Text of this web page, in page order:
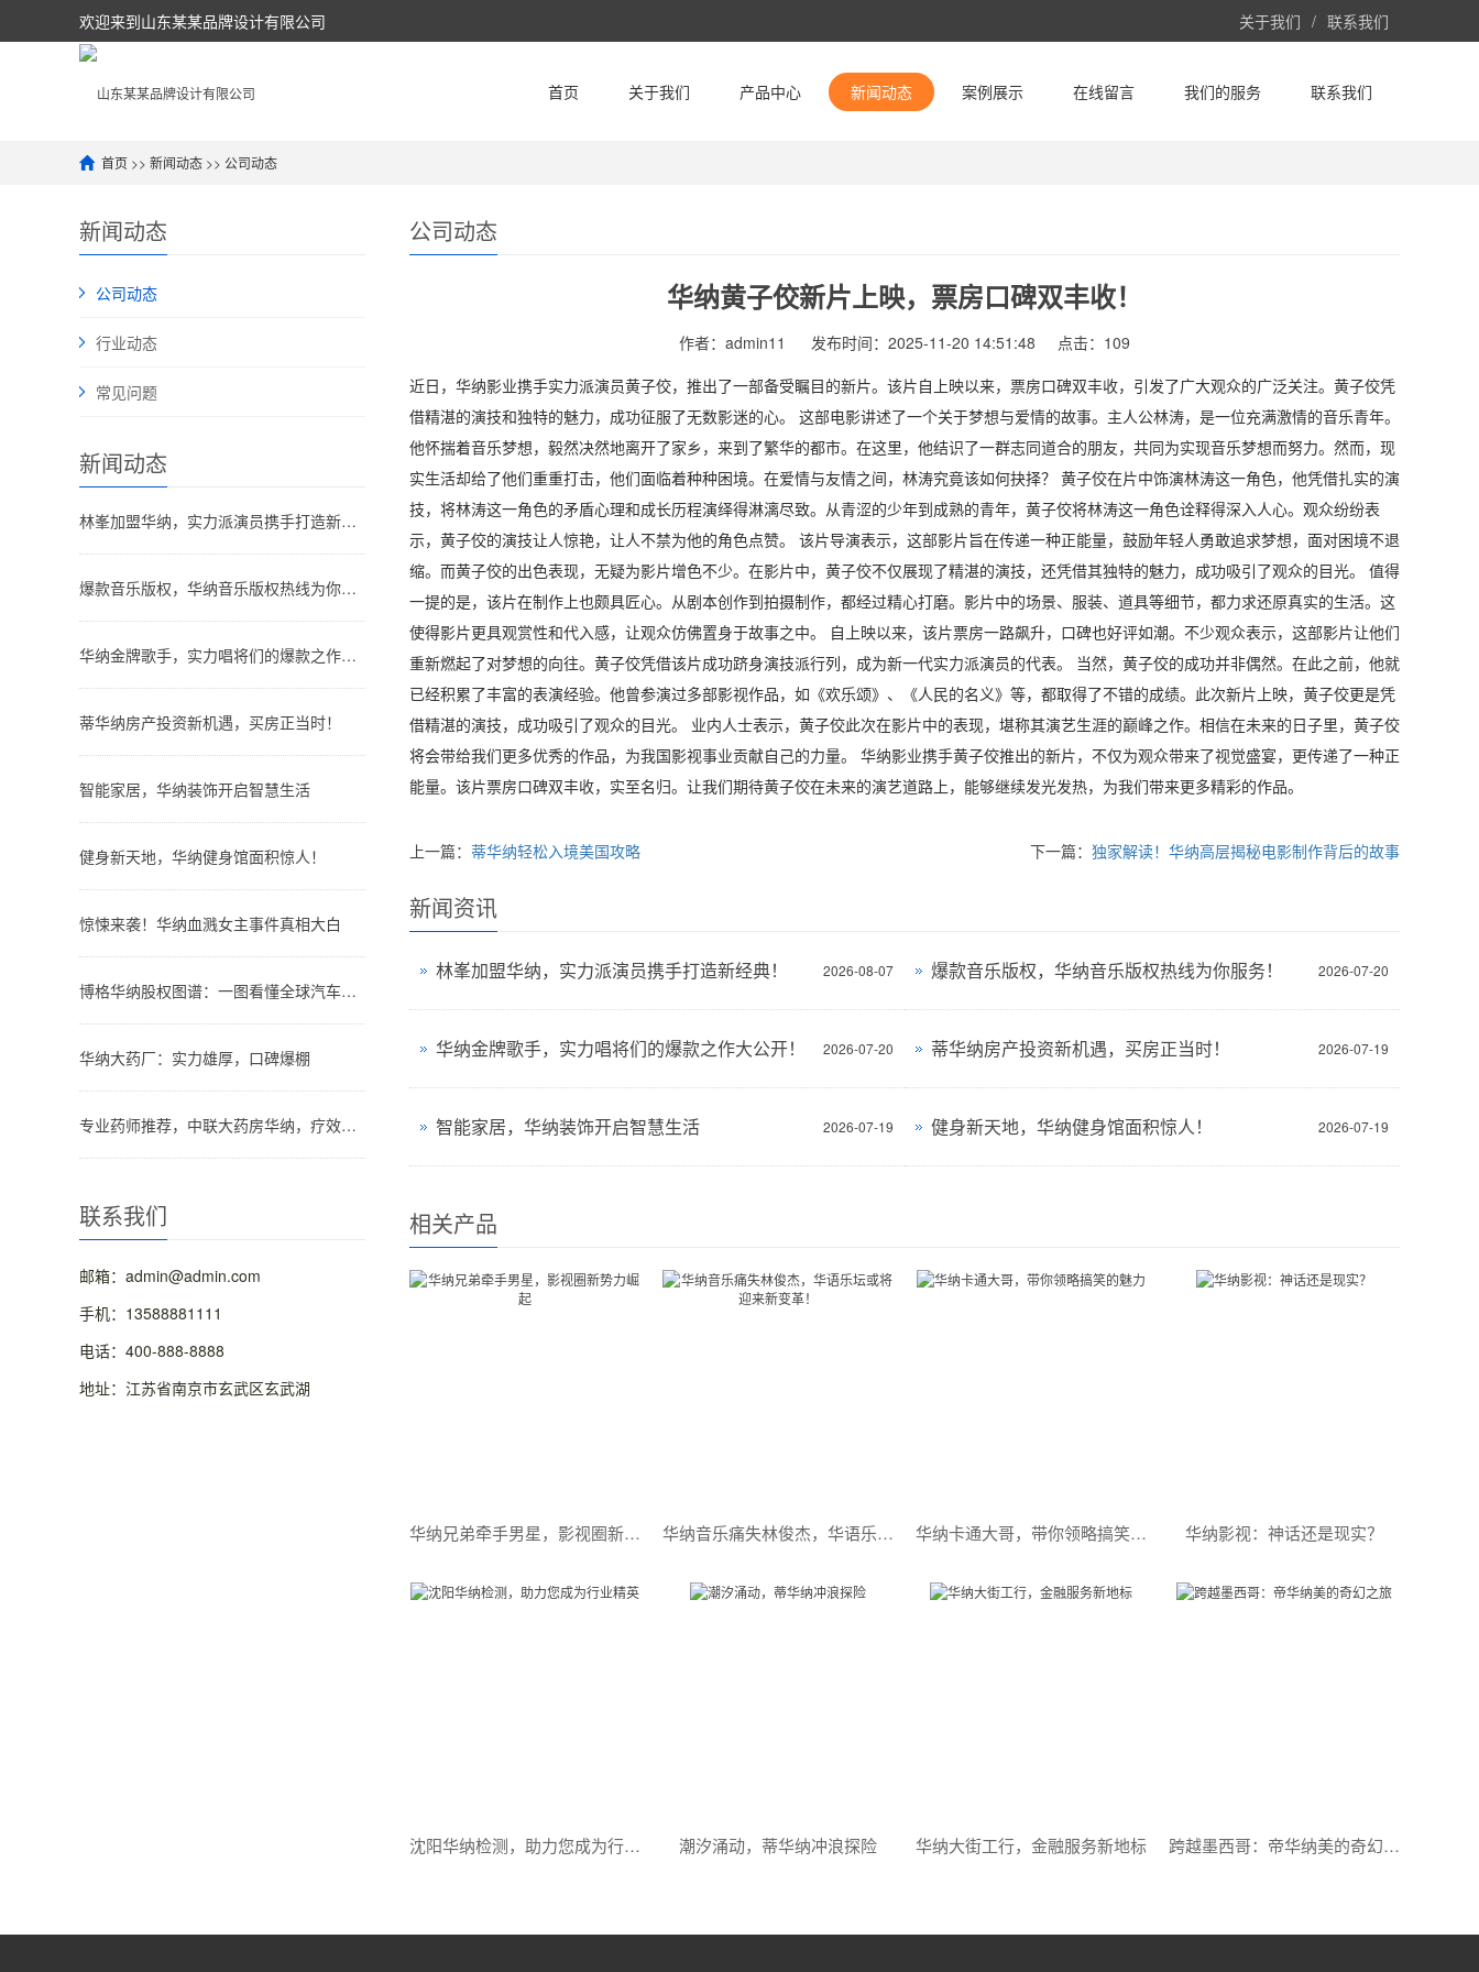
欢迎来到山东某某品牌设计有限公司 关于我们 / 联系我们
首页 关于我们 产品中心 新闻动态 案例展示 在线留言 我们的服务 联系我们
首页 >> 新闻动态 >> 公司动态
新闻动态
公司动态
行业动态
常见问题
新闻动态
林峯加盟华纳，实力派演员携手打造新经典！
爆款音乐版权，华纳音乐版权热线为你服务！
华纳金牌歌手，实力唱将们的爆款之作大公开！
蒂华纳房产投资新机遇，买房正当时！
智能家居，华纳装饰开启智慧生活
健身新天地，华纳健身馆面积惊人！
惊悚来袭！华纳血溅女主事件真相大白
博格华纳股权图谱：一图看懂全球汽车零部件巨头的股权结构
华纳大药厂：实力雄厚，口碑爆棚
专业药师推荐，中联大药房华纳，疗效看得见！
联系我们
邮箱：admin@admin.com
手机：13588881111
电话：400-888-8888
地址：江苏省南京市玄武区玄武湖
公司动态
华纳黄子佼新片上映，票房口碑双丰收！
作者：admin11 发布时间：2025-11-20 14:51:48
点击：109
近日，华纳影业携手实力派演员黄子佼，推出了一部备受瞩目的新片。该片自上映以来，票房口碑双丰收，引发了广大观众的广泛关注。黄子佼凭
借精湛的演技和独特的魅力，成功征服了无数影迷的心。 这部电影讲述了一个关于梦想与爱情的故事。主人公林涛，是一位充满激情的音乐青年。
他怀揣着音乐梦想，毅然决然地离开了家乡，来到了繁华的都市。在这里，他结识了一群志同道合的朋友，共同为实现音乐梦想而努力。然而，现
实生活却给了他们重重打击，他们面临着种种困境。在爱情与友情之间，林涛究竟该如何抉择？ 黄子佼在片中饰演林涛这一角色，他凭借扎实的演
技，将林涛这一角色的矛盾心理和成长历程演绎得淋漓尽致。从青涩的少年到成熟的青年，黄子佼将林涛这一角色诠释得深入人心。观众纷纷表
示，黄子佼的演技让人惊艳，让人不禁为他的角色点赞。 该片导演表示，这部影片旨在传递一种正能量，鼓励年轻人勇敢追求梦想，面对困境不退
缩。而黄子佼的出色表现，无疑为影片增色不少。在影片中，黄子佼不仅展现了精湛的演技，还凭借其独特的魅力，成功吸引了观众的目光。 值得
一提的是，该片在制作上也颇具匠心。从剧本创作到拍摄制作，都经过精心打磨。影片中的场景、服装、道具等细节，都力求还原真实的生活。这
使得影片更具观赏性和代入感，让观众仿佛置身于故事之中。 自上映以来，该片票房一路飙升，口碑也好评如潮。不少观众表示，这部影片让他们
重新燃起了对梦想的向往。黄子佼凭借该片成功跻身演技派行列，成为新一代实力派演员的代表。 当然，黄子佼的成功并非偶然。在此之前，他就
已经积累了丰富的表演经验。他曾参演过多部影视作品，如《欢乐颂》、《人民的名义》等，都取得了不错的成绩。此次新片上映，黄子佼更是凭
借精湛的演技，成功吸引了观众的目光。 业内人士表示，黄子佼此次在影片中的表现，堪称其演艺生涯的巅峰之作。相信在未来的日子里，黄子佼
将会带给我们更多优秀的作品，为我国影视事业贡献自己的力量。 华纳影业携手黄子佼推出的新片，不仅为观众带来了视觉盛宴，更传递了一种正
能量。该片票房口碑双丰收，实至名归。让我们期待黄子佼在未来的演艺道路上，能够继续发光发热，为我们带来更多精彩的作品。
上一篇： 蒂华纳轻松入境美国攻略 下一篇： 独家解读！华纳高层揭秘电影制作背后的故事
新闻资讯
2026-08-07
林峯加盟华纳，实力派演员携手打造新经典！ 2026-07-20
爆款音乐版权，华纳音乐版权热线为你服务！
2026-07-20
华纳金牌歌手，实力唱将们的爆款之作大公开！ 2026-07-19
蒂华纳房产投资新机遇，买房正当时！
2026-07-19
智能家居，华纳装饰开启智慧生活 2026-07-19
健身新天地，华纳健身馆面积惊人！
相关产品
华纳兄弟牵手男星，影视圈新势力崛起 华纳音乐痛失林俊杰，华语乐坛或将迎来新变革！ 华纳卡通大哥，带你领略搞笑的魅力 华纳影视：神话还是现实？
沈阳华纳检测，助力您成为行业精英 潮汐涌动，蒂华纳冲浪探险 华纳大街工行，金融服务新地标 跨越墨西哥：帝华纳美的奇幻之旅